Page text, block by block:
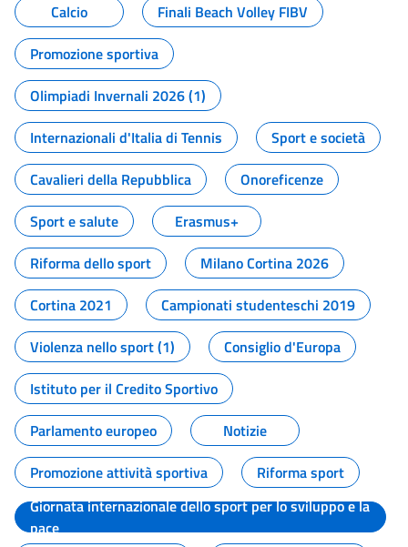
Calcio
Finali Beach Volley FIBV
Promozione sportiva
Olimpiadi Invernali 2026 (1)
Internazionali d'Italia di Tennis
Sport e società
Cavalieri della Repubblica
Onoreficenze
Sport e salute
Erasmus+
Riforma dello sport
Milano Cortina 2026
Cortina 2021
Campionati studenteschi 2019
Violenza nello sport (1)
Consiglio d'Europa
Istituto per il Credito Sportivo
Parlamento europeo
Notizie
Promozione attività sportiva
Riforma sport
Giornata internazionale dello sport per lo sviluppo e la
pace